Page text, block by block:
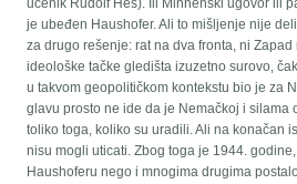
je ubeđen Haushofer. Ali to mišljenje nije
za drugo rešenje: rat na dva fronta, ni Zapad
ideološke tačke gledišta izuzetno surovo,
u takvom geopolitičkom kontekstu bio je za
glavu prosto ne ide da je Nemačkoj i silama
toliko toga, koliko su uradili. Ali na konačan
nisu mogli uticati. Zbog toga je 1944.
Haushoferu nego i mnogima drugima